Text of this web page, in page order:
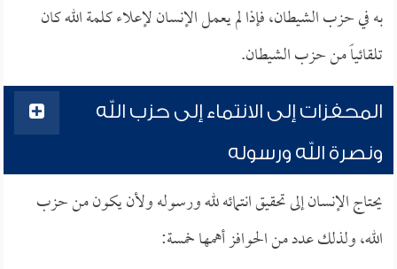
به في حزب الشيطان، فإذا لم يعمل الإنسان لإعلاء كلمة الله كان
تلقائياً من حزب الشيطان.
المحفزات إلى الانتماء إلى حزب الله
ونصرة الله ورسوله
يحتاج الإنسان إلى تحقيق انتمائه لله ورسوله ولأن يكون من حزب
الله، ولذلك عدد من الحوافز أهمها خمسة: